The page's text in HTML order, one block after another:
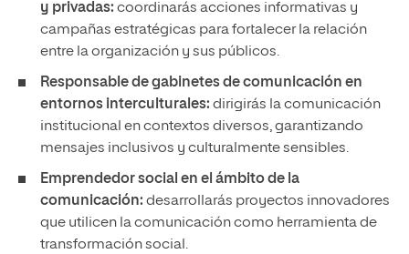
y privadas: coordinarás acciones informativas y
campañas estratégicas para fortalecer la relación
entre la organización y sus públicos.
Responsable de gabinetes de comunicación en
entornos interculturales: dirigirás la comunicación
institucional en contextos diversos, garantizando
mensajes inclusivos y culturalmente sensibles.
Emprendedor social en el ámbito de la
comunicación: desarrollarás proyectos innovadores
que utilicen la comunicación como herramienta de
transformación social.